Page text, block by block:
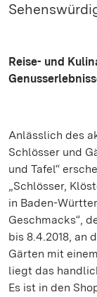
Reise- und
Anlässlich des
Schlösser und
und Tafel“
„Schlösser,
in Baden-
Geschmacks“,
bis 8.4.2018, an
Gärten mit
liegt das
Es ist in den